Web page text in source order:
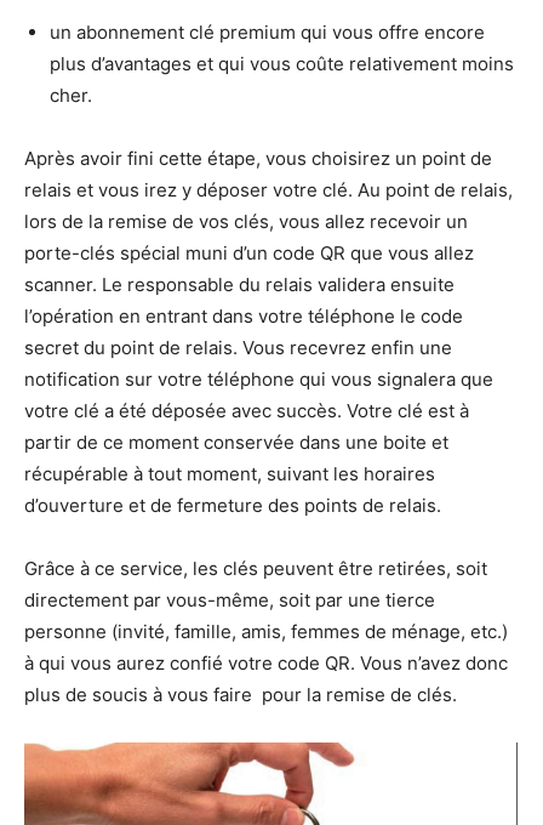
un abonnement clé premium qui vous offre encore
plus d’avantages et qui vous coûte relativement moins
cher.
Après avoir fini cette étape, vous choisirez un point de
relais et vous irez y déposer votre clé. Au point de relais,
lors de la remise de vos clés, vous allez recevoir un
porte-clés spécial muni d’un code QR que vous allez
scanner. Le responsable du relais validera ensuite
l’opération en entrant dans votre téléphone le code
secret du point de relais. Vous recevrez enfin une
notification sur votre téléphone qui vous signalera que
votre clé a été déposée avec succès. Votre clé est à
partir de ce moment conservée dans une boite et
récupérable à tout moment, suivant les horaires
d’ouverture et de fermeture des points de relais.
Grâce à ce service, les clés peuvent être retirées, soit
directement par vous-même, soit par une tierce
personne (invité, famille, amis, femmes de ménage, etc.)
à qui vous aurez confié votre code QR. Vous n’avez donc
plus de soucis à vous faire pour la remise de clés.